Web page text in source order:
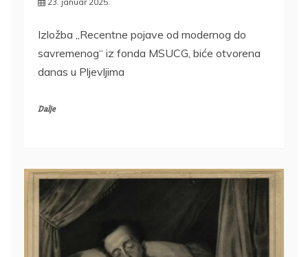
Izložba „Recentne pojave od modernog do
savremenog“ ️iz fonda MSUCG, biće otvorena
danas u Pljevljima
Dalje